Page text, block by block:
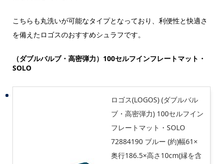
こちらも丸洗いが可能なタイプとなっており、利便性と快適さ
を備えたロゴスのおすすめシュラフです。
（ダブルバルブ・高密弾力）100セルフインフレートマット・
SOLO
ロゴス(LOGOS) (ダブルバル
ブ・高密弾力) 100セルフイン
フレートマット・SOLO
72884190 ブルー (約)幅61×
奥行186.5×高さ10cm(縁を含